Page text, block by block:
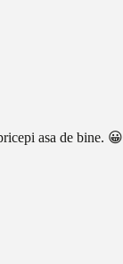
asa de bine. 😀